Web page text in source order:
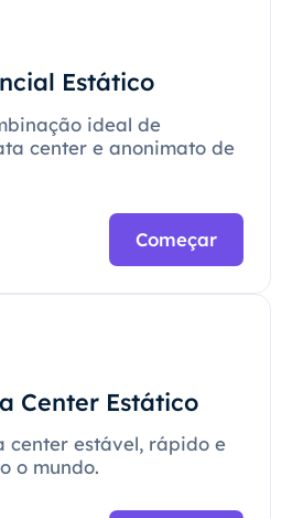
Estático
ideal de
center e anonimato de
Começar
Center Estático
center estável, rápido e
o mundo.